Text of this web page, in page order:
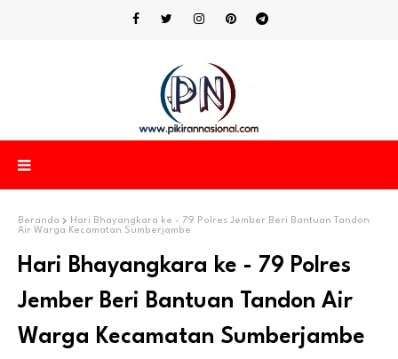
Beranda
Hari Bhayangkara ke - 79 Polres Jember Beri Bantuan Tandon
Air Warga Kecamatan Sumberjambe
Hari Bhayangkara ke - 79 Polres
Jember Beri Bantuan Tandon Air
Warga Kecamatan Sumberjambe